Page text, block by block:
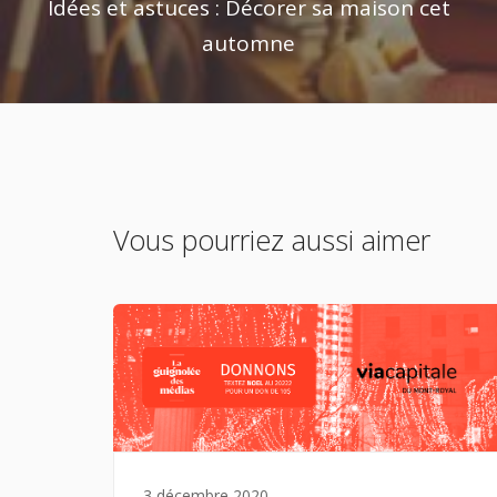
Idées et astuces : Décorer sa maison cet
automne
Vous pourriez aussi aimer